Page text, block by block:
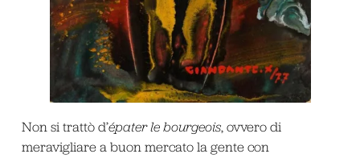
Non si trattò d’épater le bourgeois, ovvero di
meravigliare a buon mercato la gente con